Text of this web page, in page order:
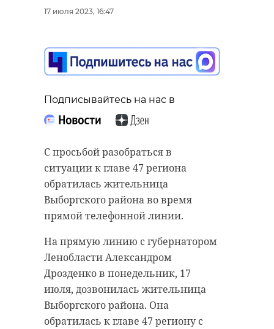
17 июля 2023, 16:47
Подписывайтесь на нас в
С просьбой разобраться в
ситуации к главе 47 региона
обратилась жительница
Выборгского района во время
прямой телефонной линии.
На прямую линию с губернатором
Ленобласти Александром
Дрозденко в понедельник, 17
июля, дозвонилась жительница
Выборгского района. Она
обратилась к главе 47 региону с
вас. Я попрошу
контрольный
комитет и
специалистов-
экономистов и
Комитета по
образованию уже
завтра, максимум - в
среду, выехать в
школу и проверить,
почему вовремя не
начисляются
выплаты. В
принципе, это все
должно работать, как
часы. Оснований для